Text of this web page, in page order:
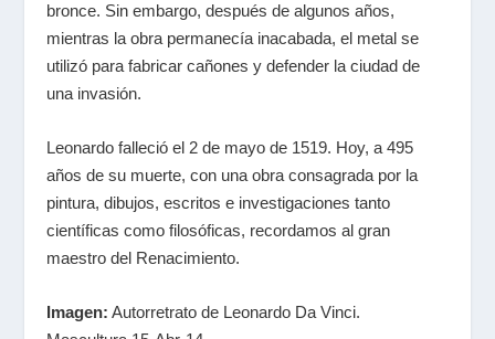
bronce. Sin embargo, después de algunos años,
mientras la obra permanecía inacabada, el metal se
utilizó para fabricar cañones y defender la ciudad de
una invasión.
Leonardo falleció el 2 de mayo de 1519. Hoy, a 495
años de su muerte, con una obra consagrada por la
pintura, dibujos, escritos e investigaciones tanto
científicas como filosóficas, recordamos al gran
maestro del Renacimiento.
Imagen: Autorretrato de Leonardo Da Vinci.